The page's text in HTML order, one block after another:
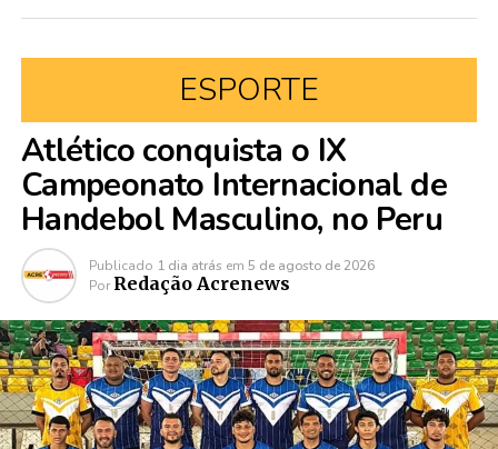
ESPORTE
Atlético conquista o IX
Campeonato Internacional de
Handebol Masculino, no Peru
Publicado 1 dia atrás em 5 de agosto de 2026
Por Redação Acrenews